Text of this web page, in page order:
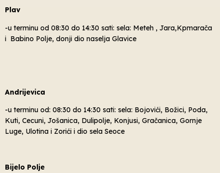
Plav
-u terminu od 08:30 do 14:30 sati: sela: Meteh , Jara,Kpmarača
i Babino Polje, donji dio naselja Glavice
Andrijevica
-u terminu od: 08:30 do 14:30 sati: sela: Bojovići, Božici, Poda,
Kuti, Cecuni, Jošanica, Dulipolje, Konjusi, Gračanica, Gornje
Luge, Ulotina i Zorići i dio sela Seoce
Bijelo Polje